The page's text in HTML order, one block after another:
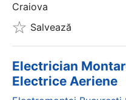
Craiova
Salvează
Electrician
Electrice Aeriene